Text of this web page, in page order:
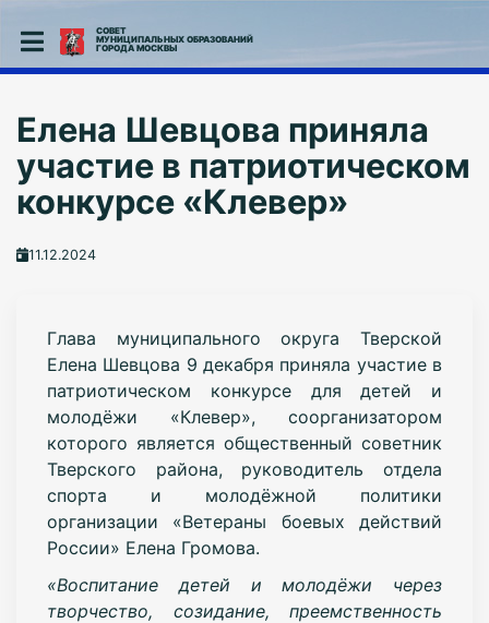
СОВЕТ
МУНИЦИПАЛЬНЫХ ОБРАЗОВАНИЙ
ГОРОДА МОСКВЫ
Елена Шевцова приняла
участие в патриотическом
конкурсе «Клевер»
11.12.2024
Глава муниципального округа Тверской
Елена Шевцова 9 декабря приняла участие в
патриотическом конкурсе для детей и
молодёжи «Клевер», соорганизатором
которого является общественный советник
Тверского района, руководитель отдела
спорта и молодёжной политики
организации «Ветераны боевых действий
России» Елена Громова.
«Воспитание детей и молодёжи через
творчество, созидание, преемственность